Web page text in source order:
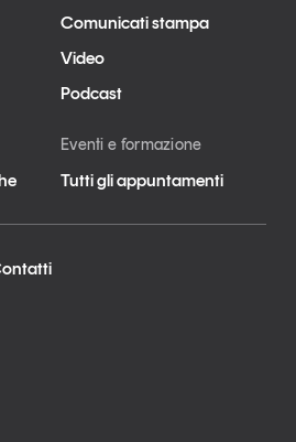
Comunicati stampa
Video
Podcast
Eventi e formazione
Tutti gli appuntamenti